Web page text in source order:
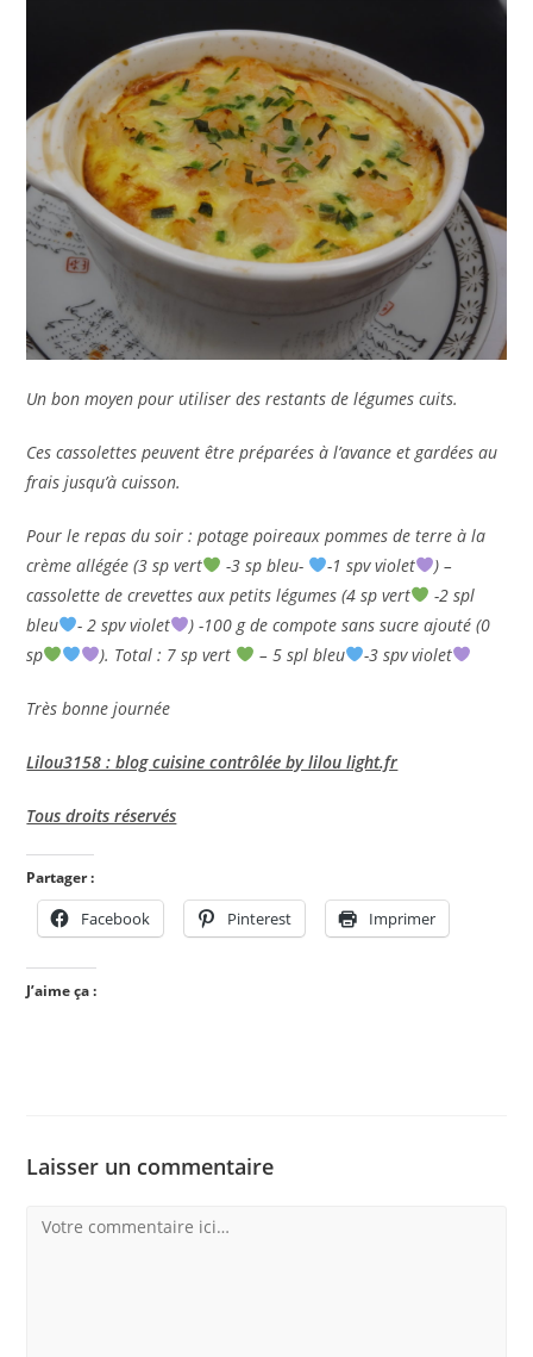
Un bon moyen pour utiliser des restants de légumes cuits.
Ces cassolettes peuvent être préparées à l’avance et gardées au
frais jusqu’à cuisson.
Pour le repas du soir : potage poireaux pommes de terre à la
crème allégée (3 sp vert
-3 sp bleu- -1 spv violet
) –
cassolette de crevettes aux petits légumes (4 sp vert
-2 spl
bleu
- 2 spv violet
) -100 g de compote sans sucre ajouté (0
sp
). Total : 7 sp vert – 5 spl bleu -3 spv violet
Très bonne journée
Lilou3158 : blog cuisine contrôlée by lilou light.fr
Tous droits réservés
Partager :
Facebook Pinterest Imprimer
J’aime ça :
Laisser un commentaire
Comment